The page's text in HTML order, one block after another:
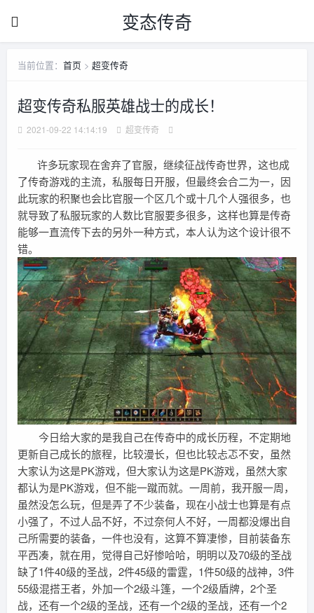
变态传奇
当前位置： 首页 > 超变传奇
超变传奇私服英雄战士的成长！
2021-09-22 14:14:19 超变传奇
许多玩家现在舍弃了官服，继续征战传奇世界，这也成
了传奇游戏的主流，私服每日开服，但最终会合二为一，因
此玩家的积聚也会比官服一个区几个或十几个人强很多，也
就导致了私服玩家的人数比官服要多很多，这样也算是传奇
能够一直流传下去的另外一种方式，本人认为这个设计很不
错。
今日给大家的是我自己在传奇中的成长历程，不定期地
更新自己成长的旅程，比较漫长，但也比较忐忑不安，虽然
大家认为这是PK游戏，但大家认为这是PK游戏，虽然大家
都认为是PK游戏，但不能一蹴而就。一周前，我开服一周，
虽然没怎么玩，但是弄了不少装备，现在小战士也算是有点
小强了，不过人品不好，不过奈何人不好，一周都没爆出自
己所需要的装备，一件也没有，这算不算凄惨，目前装备东
平西凑，就在用，觉得自己好惨哈哈，明明以及70级的圣战
缺了1件40级的圣战，2件45级的雷霆，1件50级的战神，3件
55级混搭王者，外加一个2级斗篷，一个2级盾牌，2个圣
战，还有一个2级的圣战，还有一个2级的圣战，还有一个2